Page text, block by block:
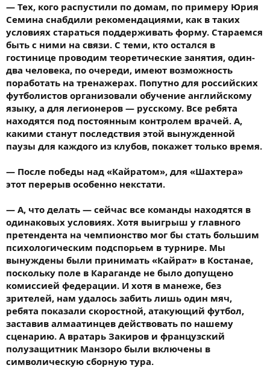
— Тех, кого распустили по домам, по примеру Юрия
Семина снабдили рекомендациями, как в таких
условиях стараться поддерживать форму. Стараемся
быть с ними на связи. С теми, кто остался в
гостинице проводим теоретические занятия, один-
два человека, по очереди, имеют возможность
поработать на тренажерах. Попутно для российских
футболистов организовали обучение английскому
языку, а для легионеров — русскому. Все ребята
находятся под постоянным контролем врачей. А,
какими станут последствия этой вынужденной
паузы для каждого из клубов, покажет только время.
— После победы над «Кайратом», для «Шахтера»
этот перерыв особенно некстати.
— А, что делать — сейчас все команды находятся в
одинаковых условиях. Хотя выигрыш у главного
претендента на чемпионство мог бы стать большим
психологическим подспорьем в турнире. Мы
вынуждены были принимать «Кайрат» в Костанае,
поскольку поле в Караганде не было допущено
комиссией федерации. И хотя в манеже, без
зрителей, нам удалось забить лишь один мяч,
ребята показали скоростной, атакующий футбол,
заставив алмаатинцев действовать по нашему
сценарию. А вратарь Закиров и французский
полузащитник Манзоро были включены в
символическую сборную тура.